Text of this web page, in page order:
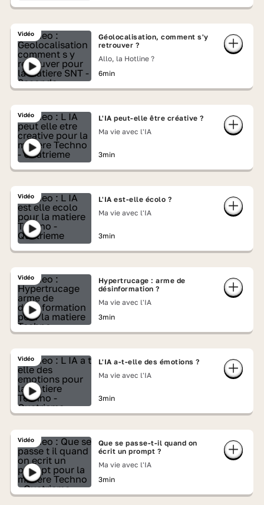
Vidéo
Géolocalisation, comment s'y
retrouver ?
Allo, la Hotline ?
6min
Vidéo
L'IA peut-elle être créative ?
Ma vie avec l'IA
3min
Vidéo
L'IA est-elle écolo ?
Ma vie avec l'IA
3min
Vidéo
Hypertrucage : arme de
désinformation ?
Ma vie avec l'IA
3min
Vidéo
L'IA a-t-elle des émotions ?
Ma vie avec l'IA
3min
Vidéo
Que se passe-t-il quand on
écrit un prompt ?
Ma vie avec l'IA
3min